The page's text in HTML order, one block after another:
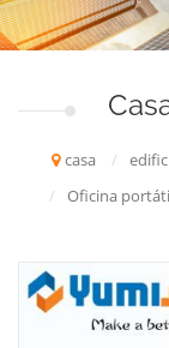
casa /
/
Oficina